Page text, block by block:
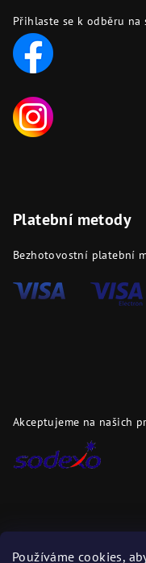
Používáme cookies,
Přihlaste se k odběru na
Platební metody
Bezhotovostní platební
Akceptujeme na našich